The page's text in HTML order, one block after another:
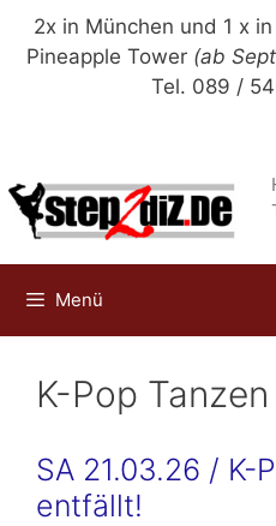
Zum
Inhalt
2x in München und 1 x
Pineapple Tower (ab
Tel. 089 /
Menü
K-Pop
SA 21.03.26 / K-
entfällt!